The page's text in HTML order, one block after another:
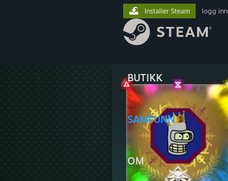
BUTIKK
SAMFUNN
OM
Installer Steam logg inn